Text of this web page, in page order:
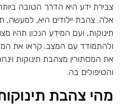
צבירת ידע היא הדרך הטובה
אלה. צהבת יילודים היא, למעשה,
תינוקות, ועם המידע הנכון תהיו
ולהתמודד עם המצב. קראו את
את המסתורין מצהבת תינוקות
והטיפולים בה.
מהי צהבת